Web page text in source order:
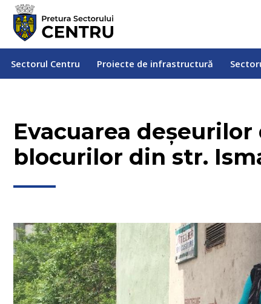
Sectorul Centru Proiecte de infrastructură
Evacuarea
blocurilor din str.
Sectorul Centru Proiecte de infrastructură